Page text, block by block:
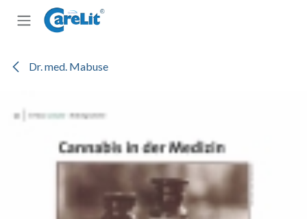
Zum Inhalt springen
Dr. med. Mabuse